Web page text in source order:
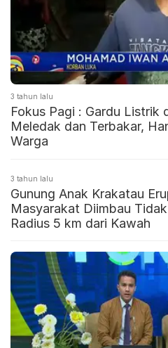
3 tahun lalu
Fokus Pagi : Gardu Listrik
Meledak dan Terbakar,
Warga
3 tahun lalu
Gunung Anak Krakatau
Masyarakat Diimbau
Radius 5 km dari Kawah